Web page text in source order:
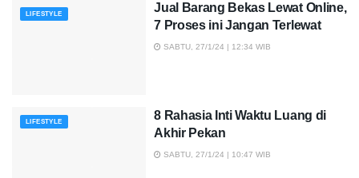
LIFESTYLE
Jual Barang Bekas Lewat Online,
7 Proses ini Jangan Terlewat
SABTU, 27/1/24 | 12:34 WIB
LIFESTYLE
8 Rahasia Inti Waktu Luang di
Akhir Pekan
SABTU, 27/1/24 | 10:47 WIB